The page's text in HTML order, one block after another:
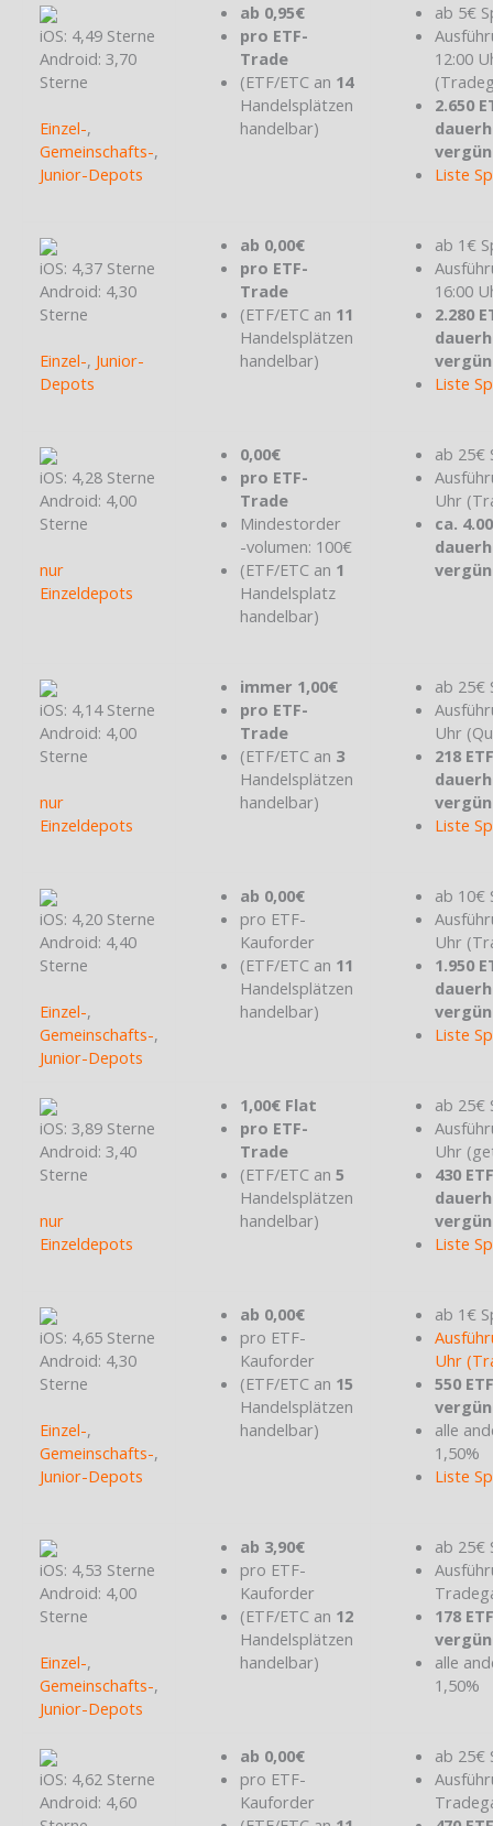
iOS: 4,49 Sterne
Android: 3,70
Sterne
Einzel-,
Gemeinschafts-,
Junior-Depots
ab 0,95€
pro ETF-
Trade
(ETF/ETC an 14
Handelsplätzen
handelbar)
ab 5€
12:00
2.650
Liste
iOS: 4,37 Sterne
Android: 4,30
Sterne
Einzel-, Junior-
Depots
ab 0,00€
pro ETF-
Trade
(ETF/ETC an 11
Handelsplätzen
handelbar)
ab 1€
16:00
2.280
Liste
iOS: 4,28 Sterne
Android: 4,00
Sterne
nur
Einzeldepots
0,00€
pro ETF-
Trade
Mindestorder
-volumen: 100€
(ETF/ETC an 1
Handelsplatz
handelbar)
ab 25€
Uhr
ca.
iOS: 4,14 Sterne
Android: 4,00
Sterne
nur
Einzeldepots
immer 1,00€
pro ETF-
Trade
(ETF/ETC an 3
Handelsplätzen
handelbar)
ab 25€
Uhr
218
Liste
iOS: 4,20 Sterne
Android: 4,40
Sterne
Einzel-,
Gemeinschafts-,
Junior-Depots
ab 0,00€
pro ETF-
Kauforder
(ETF/ETC an 11
Handelsplätzen
handelbar)
ab 10€
Uhr
1.950
Liste
iOS: 3,89 Sterne
Android: 3,40
Sterne
nur
Einzeldepots
1,00€ Flat
pro ETF-
Trade
(ETF/ETC an5
Handelsplätzen
handelbar)
ab 25€
Uhr
430
Liste
iOS: 4,65 Sterne
Android: 4,30
Sterne
Einzel-,
Gemeinschafts-,
Junior-Depots
ab 0,00€
pro ETF-
Kauforder
(ETF/ETC an 15
Handelsplätzen
handelbar)
ab 1€
Uhr
550
alle
1,50%
Liste
iOS: 4,53 Sterne
Android: 4,00
Sterne
Einzel-,
Gemeinschafts-,
Junior-Depots
ab 3,90€
pro ETF-
Kauforder
(ETF/ETC an 12
Handelsplätzen
handelbar)
ab 25€
178
alle
1,50%
iOS: 4,62 Sterne
Android: 4,60
ab 0,00€
pro ETF-
Kauforder
ab 25€